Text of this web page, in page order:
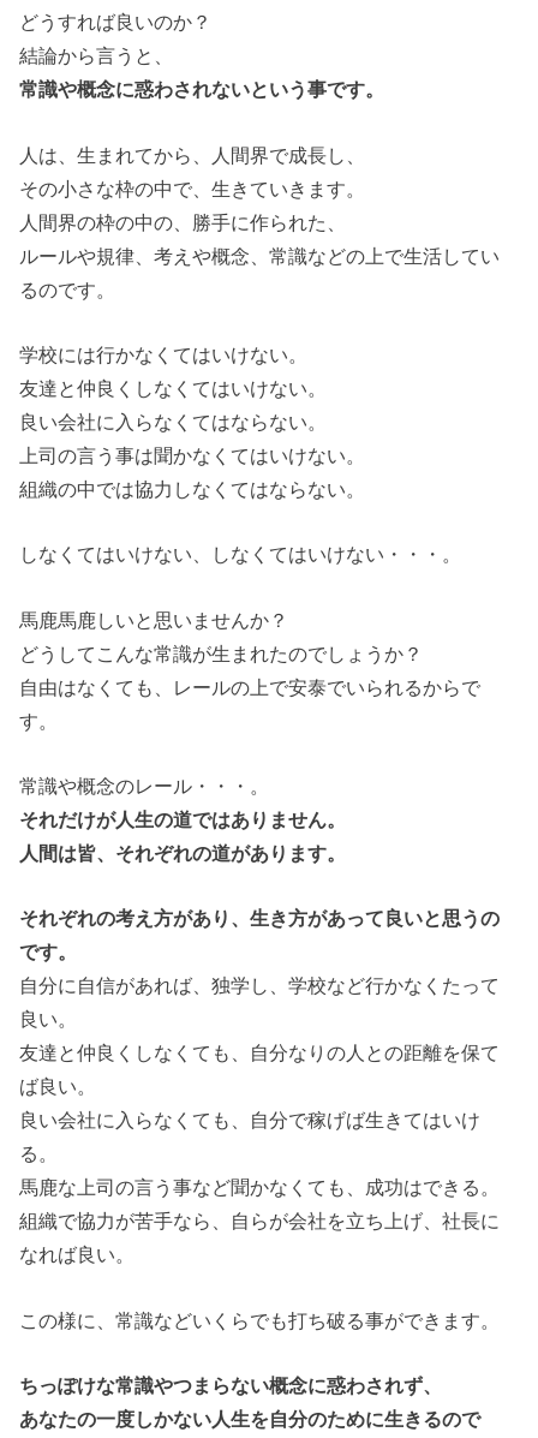
どうすれば良いのか？
結論から言うと、
常識や概念に惑わされないという事です。
人は、生まれてから、人間界で成長し、
その小さな枠の中で、生きていきます。
人間界の枠の中の、勝手に作られた、
ルールや規律、考えや概念、常識などの上で生活してい
るのです。
学校には行かなくてはいけない。
友達と仲良くしなくてはいけない。
良い会社に入らなくてはならない。
上司の言う事は聞かなくてはいけない。
組織の中では協力しなくてはならない。
しなくてはいけない、しなくてはいけない・・・。
馬鹿馬鹿しいと思いませんか？
どうしてこんな常識が生まれたのでしょうか？
自由はなくても、レールの上で安泰でいられるからで
す。
常識や概念のレール・・・。
それだけが人生の道ではありません。
人間は皆、それぞれの道があります。
それぞれの考え方があり、生き方があって良いと思うの
です。
自分に自信があれば、独学し、学校など行かなくたって
良い。
友達と仲良くしなくても、自分なりの人との距離を保て
ば良い。
良い会社に入らなくても、自分で稼げば生きてはいけ
る。
馬鹿な上司の言う事など聞かなくても、成功はできる。
組織で協力が苦手なら、自らが会社を立ち上げ、社長に
なれば良い。
この様に、常識などいくらでも打ち破る事ができます。
ちっぽけな常識やつまらない概念に惑わされず、
あなたの一度しかない人生を自分のために生きるので